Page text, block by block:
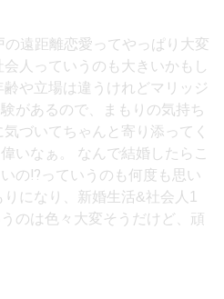
の遠距離恋愛ってやっぱり大変
人っていうのも大きいかもし
や立場は違うけれどマリッジ
があるので、まもりの気持ち
づいてちゃんと寄り添ってく
いなぁ。 なんで結婚したらこ
の⁉︎っていうのも何度も思い
りになり、新婚生活&社会人1
のは色々大変そうだけど、頑